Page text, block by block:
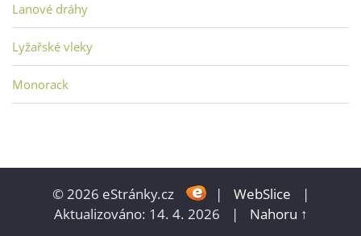
Lanové dráhy
Lyžařské vleky
Monorack
© 2026 eStránky.cz | WebSlice
|
Aktualizováno: 14. 4. 2026
| Nahoru ↑